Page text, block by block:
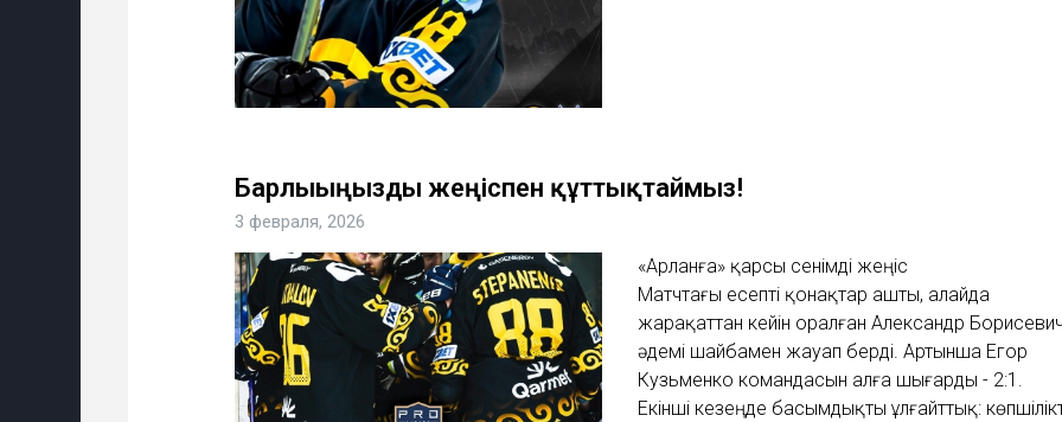
Барлығыңызды жеңіспен құттықтаймыз!
3 февраля, 2026
«Арланға» қарсы сенімді жеңіс
Матчтағы есепті қонақтар ашты, алайда
жарақаттан кейін оралған Александр
әдемі шайбамен жауап берді. Артынша Егор
Кузьменко командасын алға шығарды - 2:1.
Екінші кезеңде басымдықты ұлғайттық: